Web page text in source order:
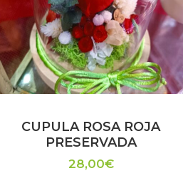
CUPULA ROSA ROJA
PRESERVADA
28,00€